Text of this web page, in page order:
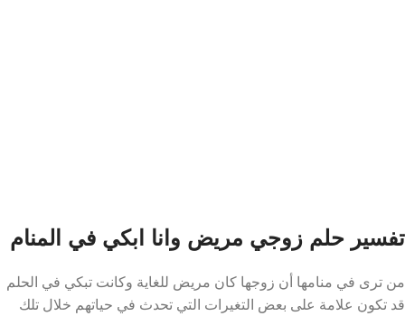
تفسير حلم زوجي مريض وانا ابكي في المنام
من ترى في منامها أن زوجها كان مريض للغاية وكانت تبكي في الحلم
قد تكون علامة على بعض التغيرات التي تحدث في حياتهم خلال تلك